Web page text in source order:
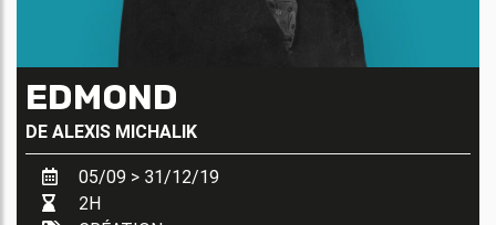
EDMOND
DE ALEXIS MICHALIK
05/09 > 31/12/19
2H